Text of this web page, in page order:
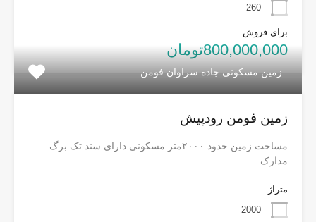
260
برای فروش
800,000,000تومان
زمین مسکونی جاده سراوان فومن
زمین فومن رودپیش
مساحت زمین حدود ۲۰۰۰متر مسکونی دارای سند تک برگ
مدارک…
متراژ
2000